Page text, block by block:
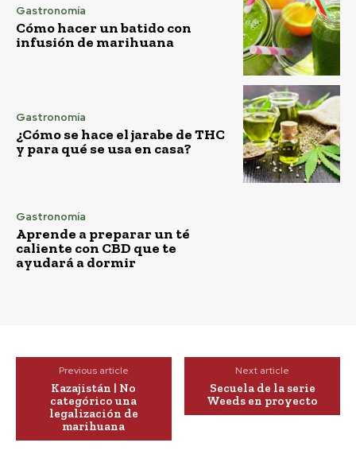
Gastronomía
Cómo hacer un batido con
infusión de marihuana
Gastronomía
¿Cómo se hace el jarabe de THC
y para qué se usa en casa?
Gastronomía
Aprende a preparar un té
caliente con CBD que te
ayudará a dormir
Previous article
Kazajistán | No
categórico una
legalización de
marihuana
Next article
Secuela de la serie
Weeds en proyecto